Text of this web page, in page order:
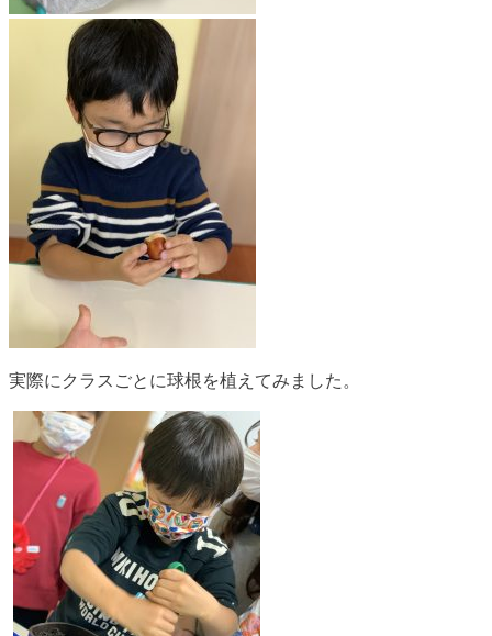
実際にクラスごとに球根を植えてみました。